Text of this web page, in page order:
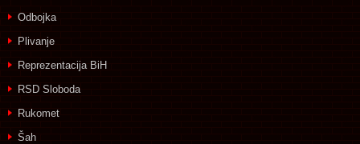
Odbojka
Plivanje
Reprezentacija BiH
RSD Sloboda
Rukomet
Šah